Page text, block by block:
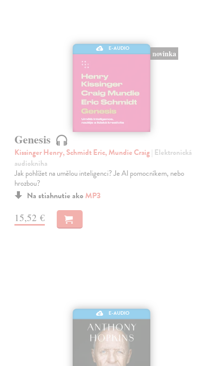
E-AUDIO
novinka
Genesis
Kissinger Henry, Schmidt Eric, Mundie Craig| Elektronická
audiokniha
Jak pohlížet na umělou inteligenci? Je AI pomocníkem, nebo
hrozbou?
Na stiahnutie ako MP3
15,52 €
E-AUDIO